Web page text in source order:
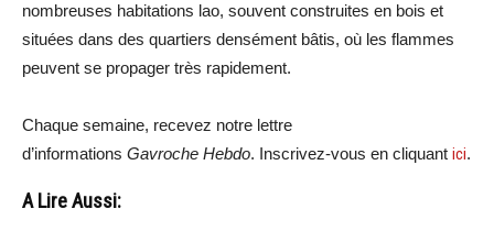
nombreuses habitations lao, souvent construites en bois et
situées dans des quartiers densément bâtis, où les flammes
peuvent se propager très rapidement.
Chaque semaine, recevez notre lettre
d’informations Gavroche Hebdo. Inscrivez-vous en cliquant ici.
A Lire Aussi: